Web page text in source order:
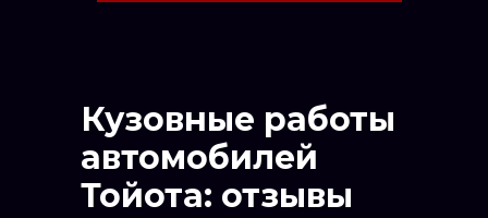
Кузовные работы
автомобилей
Тойота: отзывы